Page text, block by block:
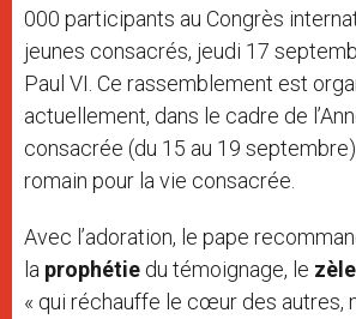
000 participants au Congrès
jeunes consacrés, jeudi 17
Paul VI. Ce rassemblement est
actuellement, dans le cadre de
consacrée (du 15 au 19
romain pour la vie consacrée.
Avec l’adoration, le pape
la prophétie du témoignage, le
« qui réchauffe le cœur des autres,